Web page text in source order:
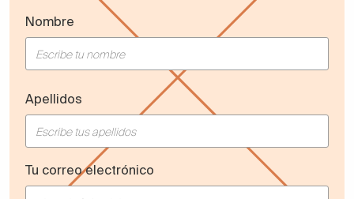
Nombre
Apellidos
Tu correo electrónico